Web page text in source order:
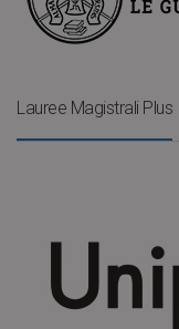
Lauree Magistrali Plus